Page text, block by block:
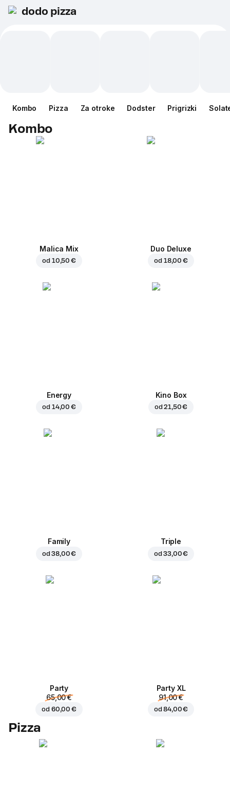
dodo pizza
Kombo Pizza Za otroke Dodster Prigrizki
Kombo
Malica Mix
od 10,50 €
Duo Deluxe
od 18,00 €
Energy
od 14,00 €
Kino Box
od21,50 €
Family
od38,00 €
Triple
od33,00 €
Party
65,00 €
od 60,00 €
Party XL
91,00 €
od84,00 €
Pizza